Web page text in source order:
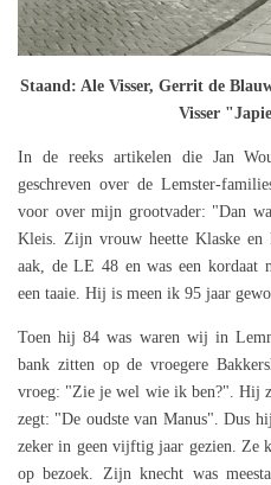
Staand: Ale Visser, Gerrit de
Visser
In de reeks artikelen die Jan
geschreven over de Lemster-
voor over mijn grootvader: "Dan
Kleis. Zijn vrouw heette Klaske
aak, de LE 48 en was een kordaat
een taaie. Hij is meen ik 95 jaar
Toen hij 84 was waren wij in
bank zitten op de vroegere
vroeg: "Zie je wel wie ik ben?". Hij
zegt: "De oudste van Manus". Dus
zeker in geen vijftig jaar gezien. Ze
op bezoek. Zijn knecht was